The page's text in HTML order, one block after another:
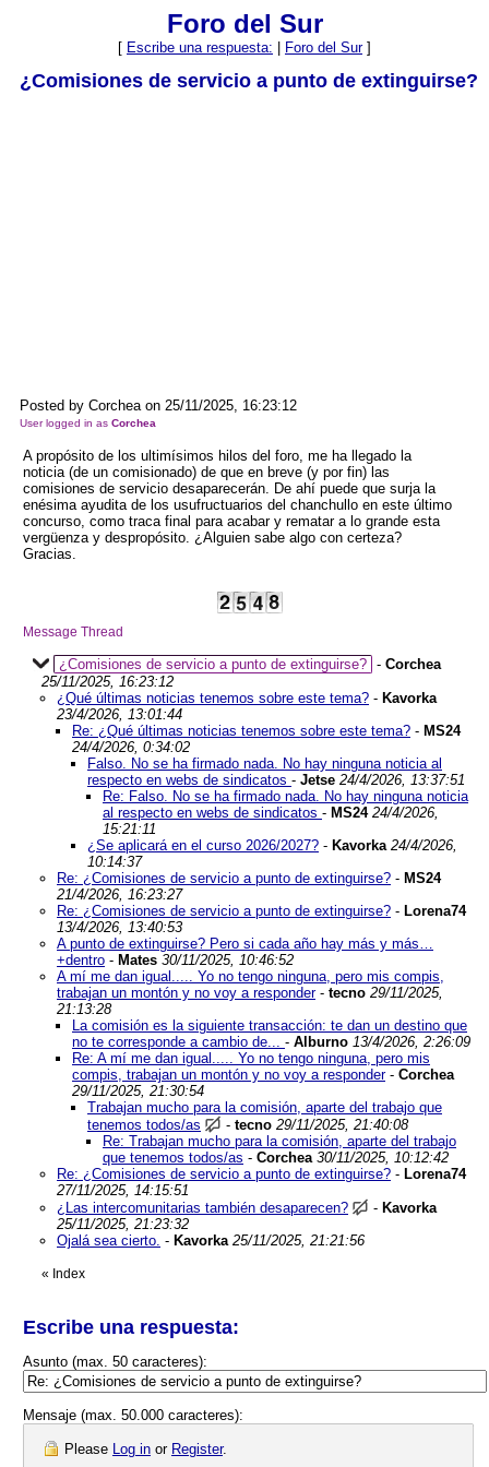
Foro del Sur
[ Escribe una respuesta: Foro del Sur]
¿Comisiones de servicio a punto de extinguirse?
Posted by Corchea on 25/11/2025, 16:23:12
User logged in as Corchea
A propósito de los ultimísimos hilos del foro, me ha llegado la
noticia (de un comisionado) de que en breve (y por fin) las
comisiones de servicio desaparecerán. De ahí puede que surja la
enésima ayudita de los usufructuarios del chanchullo en este último
concurso, como traca final para acabar y rematar a lo grande esta
vergüenza y despropósito. ¿Alguien sabe algo con certeza?
Gracias.
Message Thread
¿Comisiones de servicio a punto de extinguirse? - Corchea
25/11/2025, 16:23:12
¿Qué últimas noticias tenemos sobre este tema? - Kavorka
23/4/2026, 13:01:44
Re: ¿Qué últimas noticias tenemos sobre este tema? - MS24
24/4/2026, 0:34:02
Falso. No se ha firmado nada. No hay ninguna noticia al
respecto en webs de sindicatos - Jetse 24/4/2026, 13:37:51
Re: Falso. No se ha firmado nada. No hay ninguna noticia
al respecto en webs de sindicatos - MS24 24/4/2026,
15:21:11
¿Se aplicará en el curso 2026/2027? - Kavorka 24/4/2026,
10:14:37
Re: ¿Comisiones de servicio a punto de extinguirse? - MS24
21/4/2026, 16:23:27
Re: ¿Comisiones de servicio a punto de extinguirse? - Lorena74
13/4/2026, 13:40:53
A punto de extinguirse? Pero si cada año hay más y más…
+dentro - Mates 30/11/2025, 10:46:52
A mí me dan igual..... Yo no tengo ninguna, pero mis compis,
trabajan un montón y no voy a responder- tecno 29/11/2025,
21:13:28
La comisión es la siguiente transacción: te dan un destino que
no te corresponde a cambio de... - Alburno 13/4/2026, 2:26:09
Re: A mí me dan igual..... Yo no tengo ninguna, pero mis
compis, trabajan un montón y no voy a responder- Corchea
29/11/2025, 21:30:54
Trabajan mucho para la comisión, aparte del trabajo que
tenemos todos/as
- tecno 29/11/2025, 21:40:08
Re: Trabajan mucho para la comisión, aparte del trabajo
que tenemos todos/as - Corchea 30/11/2025, 10:12:42
Re: ¿Comisiones de servicio a punto de extinguirse? - Lorena74
27/11/2025, 14:15:51
¿Las intercomunitarias también desaparecen?
- Kavorka
25/11/2025, 21:23:32
Ojalá sea cierto. - Kavorka 25/11/2025, 21:21:56
« Index
Escribe una respuesta:
Asunto (max. 50 caracteres):
Mensaje (max. 50.000 caracteres):
Please Log in or Register.